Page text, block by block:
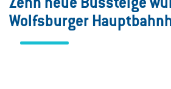
Wolfsburger